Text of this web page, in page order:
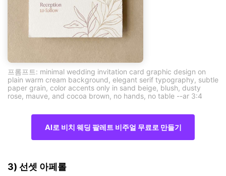
프롬프트: minimal wedding invitation card graphic design on
plain warm cream background, elegant serif typography, subtle
paper grain, color accents only in sand beige, blush, dusty
rose, mauve, and cocoa brown, no hands, no table --ar 3:4
AI로 비치 웨딩 팔레트 비주얼 무료로 만들기
3) 선셋 아페롤